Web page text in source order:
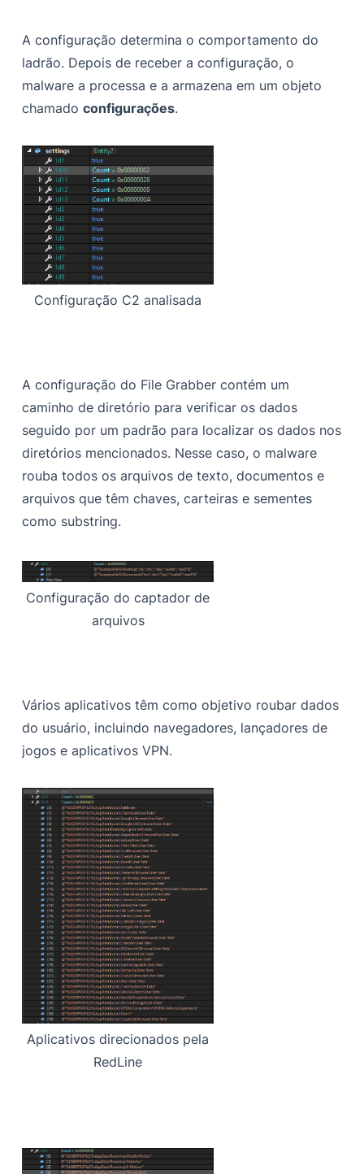
A configuração determina o comportamento do
ladrão. Depois de receber a configuração, o
malware a processa e a armazena em um objeto
chamadoconfigurações.
Configuração C2 analisada
A configuração do File Grabber contém um
caminho de diretório para verificar os dados
seguido por um padrão para localizar os dados nos
diretórios mencionados. Nesse caso, o malware
rouba todos os arquivos de texto, documentos e
arquivos que têm chaves, carteiras e sementes
como substring.
Configuração do captador de
arquivos
Vários aplicativos têm como objetivo roubar dados
do usuário, incluindo navegadores, lançadores de
jogos e aplicativos VPN.
Aplicativos direcionados pela
RedLine